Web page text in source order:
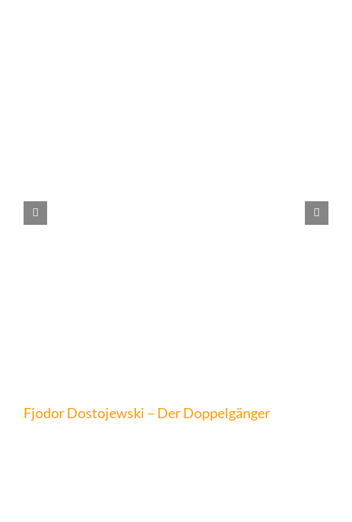
Fjodor Dostojewski – Der Doppelgänger